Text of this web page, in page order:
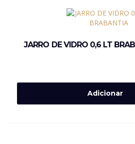
JARRO DE VIDRO 0,6 LT
Adicionar